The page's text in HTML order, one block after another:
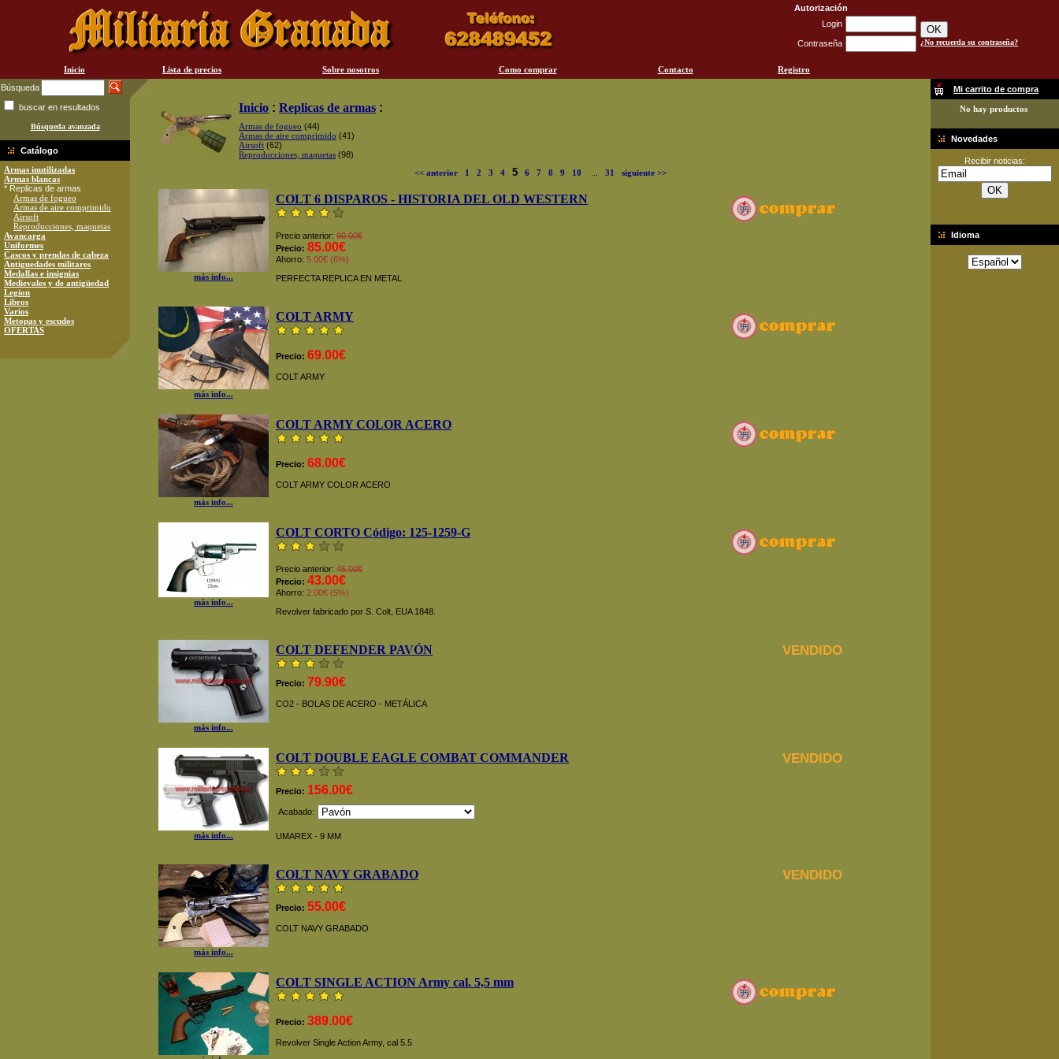
Autorización
Login
Contraseña ¿No recuerda su contraseña?
Inicio Lista de precios Sobre nosotros Como comprar Contacto
Registro
Búsqueda
buscar en resultados
Búsqueda avanzada
Catálogo
Armas inutilizadas
Armas blancas
* Replicas de armas
Armas de fogueo
Armas de aire comprimido
Airsoft
Reproducciones, maquetas
Avancarga
Uniformes
Cascos y prendas de cabeza
Antiguedades militares
Medallas e insignias
Medievales y de antigüedad
Legion
Libros
Varios
Metopas y escudos
OFERTAS
Inicio : Replicas de armas :
Armas de fogueo (44)
Armas de aire comprimido (41)
Airsoft (62)
Reproducciones, maquetas (98)
<< anterior
1 2 3 4 5 6 7 8 9 10 31 siguiente >>
más info...
COLT 6 DISPAROS - HISTORIA DEL OLD WESTERN
Precio anterior: 90.00€
Precio: 85.00€
Ahorro: 5.00€ (6%)
PERFECTA REPLICA EN METAL
más info...
COLT ARMY
Precio: 69.00€
COLT ARMY
más info...
COLT ARMY COLOR ACERO
Precio: 68.00€
COLT ARMY COLOR ACERO
más info...
COLT CORTO Código: 125-1259-G
Precio anterior: 45.00€
Precio: 43.00€
Ahorro: 2.00€ (5%)
Revolver fabricado por S. Colt, EUA 1848.
más info...
COLT DEFENDER PAVÓN VENDIDO
Precio: 79.90€
CO2 - BOLAS DE ACERO - METÁLICA
más info...
COLT DOUBLE EAGLE COMBAT COMMANDER VENDIDO
Precio: 156.00€
Acabado:
UMAREX - 9 MM
más info...
COLT NAVY GRABADO VENDIDO
Precio: 55.00€
COLT NAVY GRABADO
COLT SINGLE ACTION Army cal. 5,5 mm
Precio: 389.00€
Revolver Single Action Army, cal 5.5
Mi carrito de compra
No hay productos
Novedades
Recibir noticias:
Idioma